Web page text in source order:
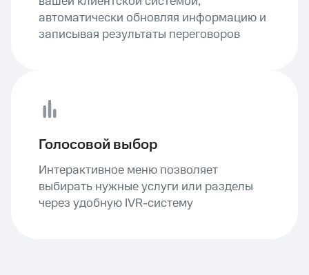
автоматически обновляя информацию и
записывая результаты переговоров
Голосовой выбор
Интерактивное меню позволяет
выбирать нужные услуги или разделы
через удобную IVR-систему